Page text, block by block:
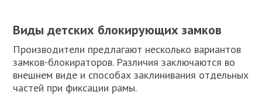
Виды детских блокирующих замков
Производители предлагают несколько вариантов
замков-блокираторов. Различия заключаются во
внешнем виде и способах заклинивания отдельных
частей при фиксации рамы.